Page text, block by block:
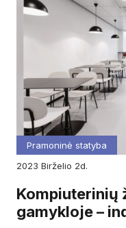
Pramoninė statyba
2023
birželio 2d.
Kompiuterinių
gamykloje –